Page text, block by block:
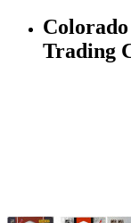
Trading